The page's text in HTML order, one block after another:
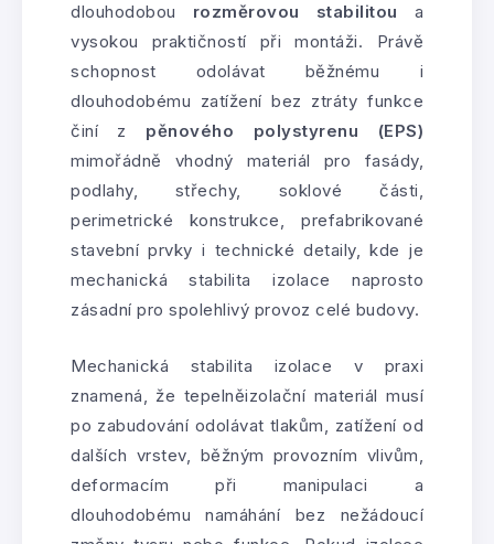
dlouhodobou rozměrovou stabilitou a
vysokou praktičností při montáži. Právě
schopnost odolávat běžnému i
dlouhodobému zatížení bez ztráty funkce
činí z pěnového polystyrenu (EPS)
mimořádně vhodný materiál pro fasády,
podlahy, střechy, soklové části,
perimetrické konstrukce, prefabrikované
stavební prvky i technické detaily, kde je
mechanická stabilita izolace naprosto
zásadní pro spolehlivý provoz celé budovy.
Mechanická stabilita izolace v praxi
znamená, že tepelněizolační materiál musí
po zabudování odolávat tlakům, zatížení od
dalších vrstev, běžným provozním vlivům,
deformacím při manipulaci a
dlouhodobému namáhání bez nežádoucí